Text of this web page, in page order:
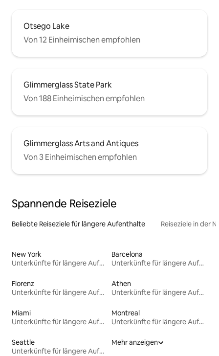
Otsego Lake
Von 12 Einheimischen empfohlen
Glimmerglass State Park
Von 188 Einheimischen empfohlen
Glimmerglass Arts and Antiques
Von 3 Einheimischen empfohlen
Spannende Reiseziele
Beliebte Reiseziele für längere Aufenthalte Reiseziele in der
New York
Unterkünfte für längere Aufenthalte
Barcelona
Unterkünfte für längere Aufenthalte
Florenz
Unterkünfte für längere Aufenthalte
Athen
Unterkünfte für längere Aufenthalte
Miami
Unterkünfte für längere Aufenthalte
Montreal
Unterkünfte für längere Aufenthalte
Seattle
Unterkünfte für längere Aufenthalte
Mehr anzeigen